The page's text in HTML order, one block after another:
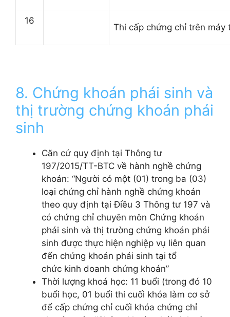
16
Thi cấp chứng chỉ trên máy
8. Chứng khoán phái sinh và
thị trường chứng khoán phái
sinh
Căn cứ quy định tại Thông tư
197/2015/TT-BTC về hành nghề chứng
khoán: “Người có một (01) trong ba (03)
loại chứng chỉ hành nghề chứng khoán
theo quy định tại Điều 3 Thông tư 197 và
có chứng chỉ chuyên môn Chứng khoán
phái sinh và thị trường chứng khoán phái
sinh được thực hiện nghiệp vụ liên quan
đến chứng khoán phái sinh tại tổ
chức kinh doanh chứng khoán”
Thời lượng khoá học: 11 buổi (trong đó 10
buổi học, 01 buổi thi cuối khóa làm cơ sở
để cấp chứng chỉ cuối khóa chứng chỉ